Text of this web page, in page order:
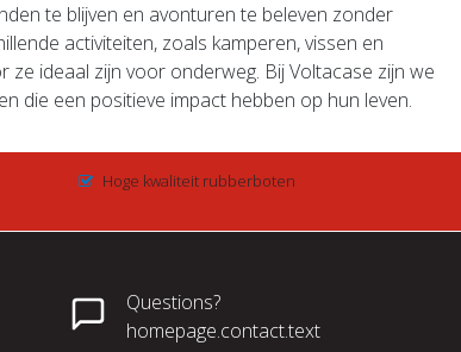
te blijven en avonturen te beleven zonder
activiteiten, zoals kamperen, vissen en
ideaal zijn voor onderweg. Bij Voltacase zijn we
die een positieve impact hebben op hun leven.
Hoge kwaliteit rubberboten
Questions?
homepage.contact.text